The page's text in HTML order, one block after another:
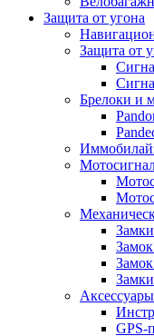
Защита от угона
Защита от
Брелоки и
Аксессуары
GPS-